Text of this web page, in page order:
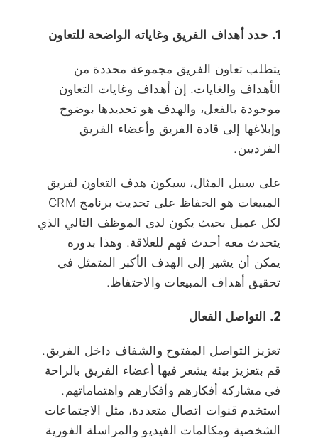
1. حدد أهداف الفريق وغاياته الواضحة للتعاون
يتطلب تعاون الفريق مجموعة محددة من
الأهداف والغايات. إن أهداف وغايات التعاون
موجودة بالفعل، والهدف هو تحديدها بوضوح
وإبلاغها إلى قادة الفريق وأعضاء الفريق
الفرديين.
على سبيل المثال، سيكون هدف التعاون لفريق
المبيعات هو الحفاظ على تحديث برنامج CRM
لكل عميل بحيث يكون لدى الموظف التالي الذي
يتحدث معه أحدث فهم للعلاقة. وهذا بدوره
يمكن أن يشير إلى الهدف الأكبر المتمثل في
تحقيق أهداف المبيعات والاحتفاظ.
2. التواصل الفعال
تعزيز التواصل المفتوح والشفاف داخل الفريق.
قم بتعزيز بيئة يشعر فيها أعضاء الفريق بالراحة
في مشاركة أفكارهم وأفكارهم واهتماماتهم.
استخدم قنوات اتصال متعددة، مثل الاجتماعات
الشخصية ومكالمات الفيديو والمراسلة الفورية